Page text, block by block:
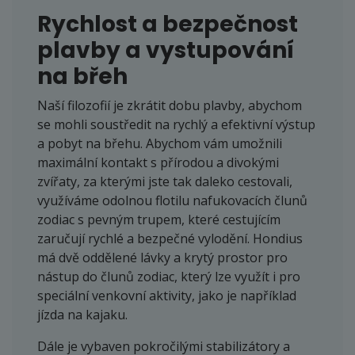
Rychlost a bezpečnost
plavby a vystupování
na břeh
Naší filozofií je zkrátit dobu plavby, abychom
se mohli soustředit na rychlý a efektivní výstup
a pobyt na břehu. Abychom vám umožnili
maximální kontakt s přírodou a divokými
zvířaty, za kterými jste tak daleko cestovali,
využíváme odolnou flotilu nafukovacích člunů
zodiac s pevným trupem, které cestujícím
zaručují rychlé a bezpečné vylodění. Hondius
má dvě oddělené lávky a krytý prostor pro
nástup do člunů zodiac, který lze využít i pro
speciální venkovní aktivity, jako je například
jízda na kajaku.
Dále je vybaven pokročilými stabilizátory a